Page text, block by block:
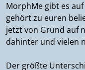
MorphMe gibt es
gehört zu euren
jetzt von Grund auf
dahinter und vielen
Der größte